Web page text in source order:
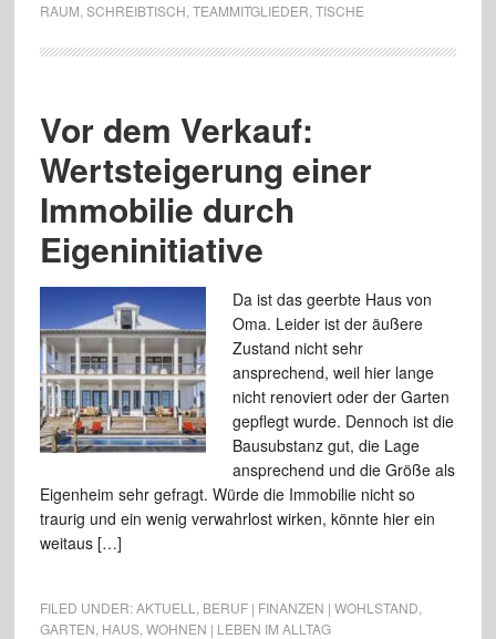
RAUM SCHREIBTISCH TEAMMITGLIEDER TISCHE
Vor dem Verkauf:
Wertsteigerung einer
Immobilie durch
Eigeninitiative
Da ist das geerbte Haus von
Oma. Leider ist der äußere
Zustand nicht sehr
ansprechend, weil hier lange
nicht renoviert oder der Garten
gepflegt wurde. Dennoch ist die
Bausubstanz gut, die Lage
ansprechend und die Größe als
Eigenheim sehr gefragt. Würde die Immobilie nicht so
traurig und ein wenig verwahrlost wirken, könnte hier ein
weitaus […]
FILED UNDER:AKTUELL BERUF | FINANZEN | WOHLSTAND
GARTEN HAUS, WOHNEN | LEBEN IM ALLTAG